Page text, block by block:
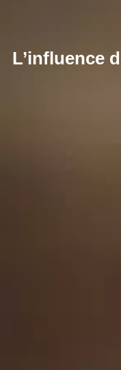
L’influence